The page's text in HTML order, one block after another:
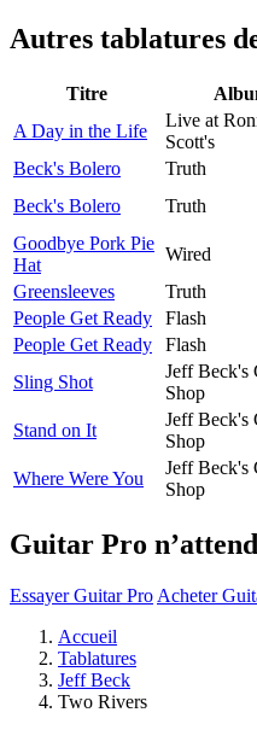
Autres tablatures
Titre
A Day in the Life
Live at
Scott's
Beck's Bolero
Truth
Beck's Bolero
Truth
Goodbye Pork Pie
Hat
Wired
Greensleeves
Truth
People Get Ready
Flash
People Get Ready
Flash
Sling Shot
Jeff Beck's
Shop
Stand on It
Jeff Beck's
Shop
Where Were You
Jeff Beck's
Shop
Guitar Pro
Essayer Guitar Pro Acheter
Accueil
Tablatures
Jeff Beck
Two Rivers